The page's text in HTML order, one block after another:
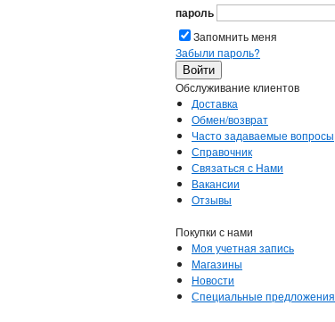
пароль
Запомнить меня
Забыли пароль?
Обслуживание клиентов
Доставка
Обмен/возврат
Часто задаваемые вопросы
Справочник
Связаться с Нами
Вакансии
Отзывы
Покупки с нами
Моя учетная запись
Магазины
Новости
Специальные предложения